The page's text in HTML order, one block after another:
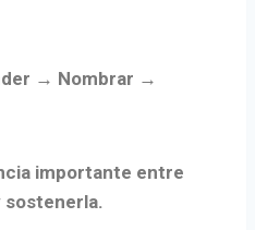
→ Nombrar →
importante entre
sostenerla.